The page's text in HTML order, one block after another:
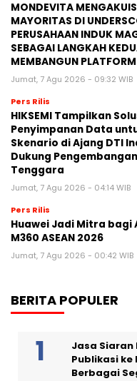
MONDEVITA
MAYORITAS DI
PERUSAHAAN INDUK
SEBAGAI LANGKAH
MEMBANGUN
Jumat, 7 Agu 2026 - 09:32 WIB
Pers Rilis
HIKSEMI Tampilkan
Penyimpanan Data
Skenario di Ajang DTI
Dukung
Tenggara
Jumat, 7 Agu 2026 - 04:14 WIB
Pers Rilis
Huawei Jadi Mitra bagi
M360 ASEAN 2026
Jumat, 7 Agu 2026 - 00:42 WIB
BERITA POPULER
Jasa Siaran
Publikasi ke
Berbagai